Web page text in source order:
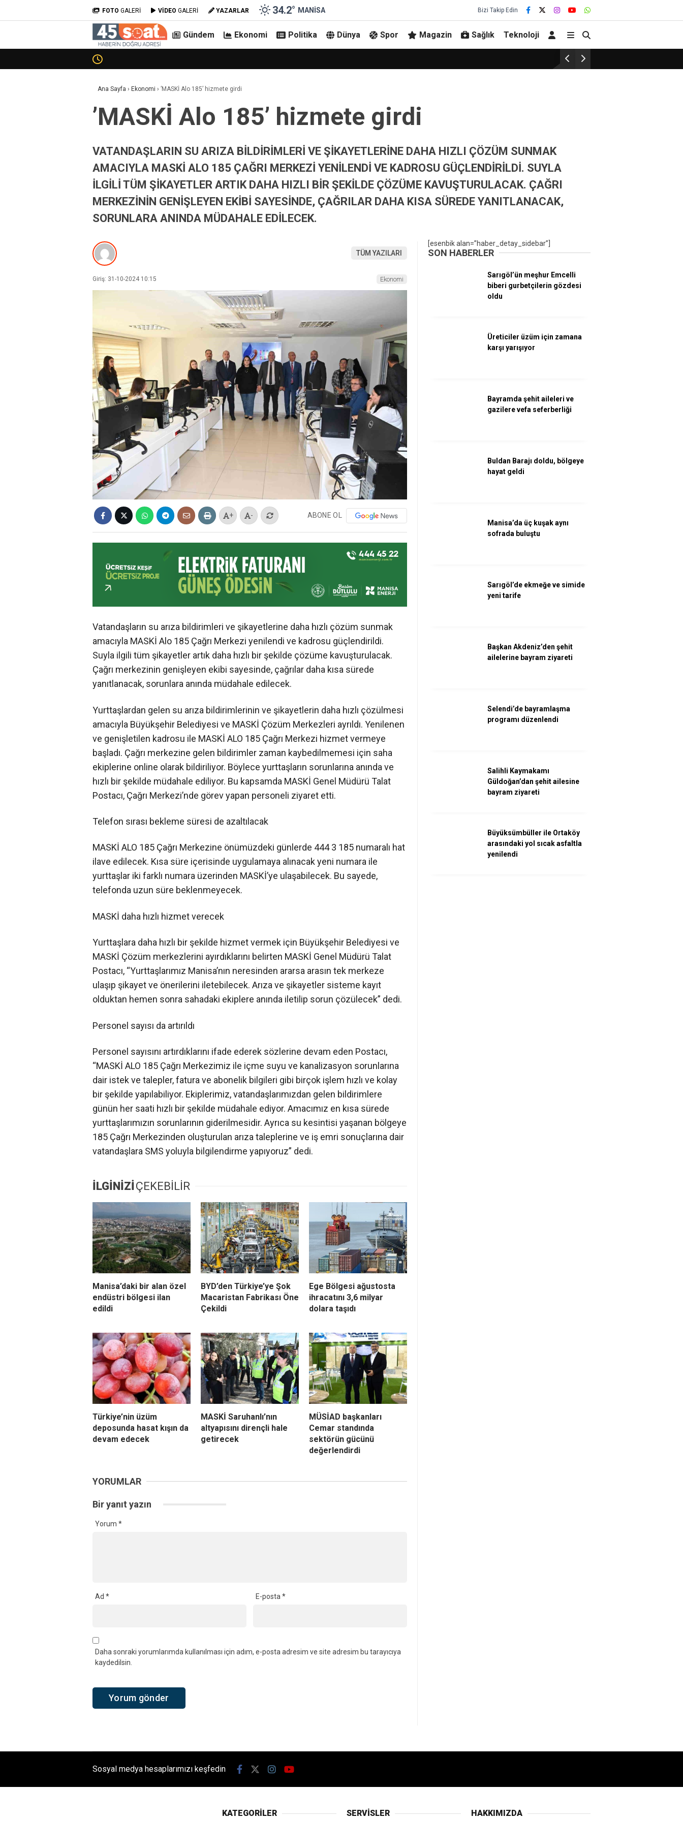
FOTO GALERİ VİDEO GALERİ YAZARLAR 34.2° MANISA Bizi Takip Edin
Gündem Ekonomi Politika Dünya Spor Magazin Sağlık Teknoloji
Ana Sayfa › Ekonomi › ’MASKİ Alo 185’ hizmete girdi
’MASKİ Alo 185’ hizmete girdi
VATANDAŞLARIN SU ARIZA BİLDİRİMLERİ VE ŞİKAYETLERİNE DAHA HIZLI ÇÖZÜM SUNMAK
AMACIYLA MASKİ ALO 185 ÇAĞRI MERKEZİ YENİLENDİ VE KADROSU GÜÇLENDİRİLDİ. SUYLA
İLGİLİ TÜM ŞİKAYETLER ARTIK DAHA HIZLI BİR ŞEKİLDE ÇÖZÜME KAVUŞTURULACAK. ÇAĞRI
MERKEZİNİN GENİŞLEYEN EKİBİ SAYESİNDE, ÇAĞRILAR DAHA KISA SÜREDE YANITLANACAK,
SORUNLARA ANINDA MÜDAHALE EDİLECEK.
TÜM YAZILARI
Giriş: 31-10-2024 10:15 Ekonomi
+ - ABONE OL
Vatandaşların su arıza bildirimleri ve şikayetlerine daha hızlı çözüm sunmak
amacıyla MASKİ Alo 185 Çağrı Merkezi yenilendi ve kadrosu güçlendirildi.
Suyla ilgili tüm şikayetler artık daha hızlı bir şekilde çözüme kavuşturulacak.
Çağrı merkezinin genişleyen ekibi sayesinde, çağrılar daha kısa sürede
yanıtlanacak, sorunlara anında müdahale edilecek.
Yurttaşlardan gelen su arıza bildirimlerinin ve şikayetlerin daha hızlı çözülmesi
amacıyla Büyükşehir Belediyesi ve MASKİ Çözüm Merkezleri ayrıldı. Yenilenen
ve genişletilen kadrosu ile MASKİ ALO 185 Çağrı Merkezi hizmet vermeye
başladı. Çağrı merkezine gelen bildirimler zaman kaybedilmemesi için saha
ekiplerine online olarak bildiriliyor. Böylece yurttaşların sorunlarına anında ve
hızlı bir şekilde müdahale ediliyor. Bu kapsamda MASKİ Genel Müdürü Talat
Postacı, Çağrı Merkezi’nde görev yapan personeli ziyaret etti.
Telefon sırası bekleme süresi de azaltılacak
MASKİ ALO 185 Çağrı Merkezine önümüzdeki günlerde 444 3 185 numaralı hat
ilave edilecek. Kısa süre içerisinde uygulamaya alınacak yeni numara ile
yurttaşlar iki farklı numara üzerinden MASKİ’ye ulaşabilecek. Bu sayede,
telefonda uzun süre beklenmeyecek.
MASKİ daha hızlı hizmet verecek
Yurttaşlara daha hızlı bir şekilde hizmet vermek için Büyükşehir Belediyesi ve
MASKİ Çözüm merkezlerini ayırdıklarını belirten MASKİ Genel Müdürü Talat
Postacı, “Yurttaşlarımız Manisa’nın neresinden ararsa arasın tek merkeze
ulaşıp şikayet ve önerilerini iletebilecek. Arıza ve şikayetler sisteme kayıt
olduktan hemen sonra sahadaki ekiplere anında iletilip sorun çözülecek” dedi.
Personel sayısı da artırıldı
Personel sayısını artırdıklarını ifade ederek sözlerine devam eden Postacı,
“MASKİ ALO 185 Çağrı Merkezimiz ile içme suyu ve kanalizasyon sorunlarına
dair istek ve talepler, fatura ve abonelik bilgileri gibi birçok işlem hızlı ve kolay
bir şekilde yapılabiliyor. Ekiplerimiz, vatandaşlarımızdan gelen bildirimlere
günün her saati hızlı bir şekilde müdahale ediyor. Amacımız en kısa sürede
yurttaşlarımızın sorunlarının giderilmesidir. Ayrıca su kesintisi yaşanan bölgeye
185 Çağrı Merkezinden oluşturulan arıza taleplerine ve iş emri sonuçlarına dair
vatandaşlara SMS yoluyla bilgilendirme yapıyoruz” dedi.
İLGİNİZİ ÇEKEBİLİR
Manisa’daki bir alan özel
endüstri bölgesi ilan
edildi
BYD’den Türkiye’ye Şok
Macaristan Fabrikası Öne
Çekildi
Ege Bölgesi ağustosta
ihracatını 3,6 milyar
dolara taşıdı
Türkiye’nin üzüm
deposunda hasat kışın da
devam edecek
MASKİ Saruhanlı’nın
altyapısını dirençli hale
getirecek
MÜSİAD başkanları
Cemar standında
sektörün gücünü
değerlendirdi
YORUMLAR
Bir yanıt yazın
Yorum *
Ad * E-posta *
Daha sonraki yorumlarımda kullanılması için adım, e-posta adresim ve site adresim bu tarayıcıya
kaydedilsin.
[esenbik alan=”haber_detay_sidebar”]
SON HABERLER
Sarıgöl’ün meşhur Emcelli
biberi gurbetçilerin gözdesi
oldu
Üreticiler üzüm için zamana
karşı yarışıyor
Bayramda şehit aileleri ve
gazilere vefa seferberliği
Buldan Barajı doldu, bölgeye
hayat geldi
Manisa’da üç kuşak aynı
sofrada buluştu
Sarıgöl’de ekmeğe ve simide
yeni tarife
Başkan Akdeniz’den şehit
ailelerine bayram ziyareti
Selendi’de bayramlaşma
programı düzenlendi
Salihli Kaymakamı
Güldoğan’dan şehit ailesine
bayram ziyareti
Büyüksümbüller ile Ortaköy
arasındaki yol sıcak asfaltla
yenilendi
Sosyal medya hesaplarımızı keşfedin
KATEGORİLER SERVİSLER HAKKIMIZDA